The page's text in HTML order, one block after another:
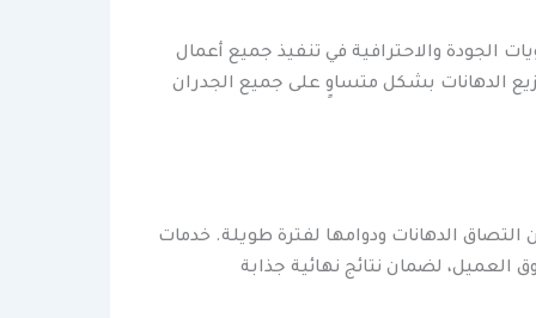
الجودة والاحترافية في تنفيذ جميع أعمال
الدهانات بشكل متساوٍ على جميع الجدران
الدهانات ودوامها لفترة طويلة. خدمات
لضمان نتائج نهائية جذابة